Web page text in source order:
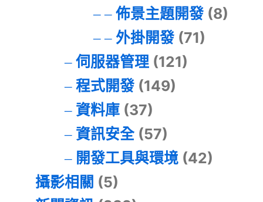
佈景主題開發(8)
外掛開發(71)
伺服器管理(121)
程式開發(149)
資料庫(37)
資訊安全(57)
開發工具與環境(42)
攝影相關 (5)